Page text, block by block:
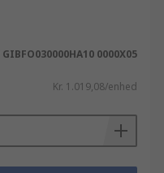
0000X05
Kr. 1.019,08/enhed